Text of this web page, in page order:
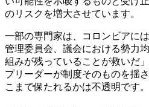
のリスクを増大させています。
一部の専門家は、コロンビアに
管理委員会、議会における勢力
組みが残っていることが救いだ
プリーダーが制度そのものを揺
こまで保たれるかは不透明です。